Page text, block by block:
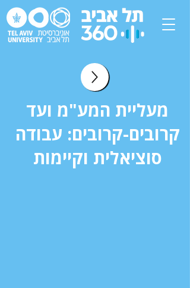
מעליית המע"מ ועד
קרובים-קרובים: עבודה
סוציאלית וקיימות